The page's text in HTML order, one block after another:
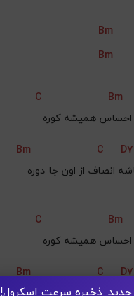
Bm
Bm
C Bm
احساس همیشه کوره
Bm
C D7
انصاف از اون جا دوره
C Bm
احساس همیشه کوره
Bm
C D7